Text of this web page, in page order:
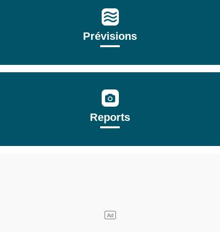
Prévisions
Reports